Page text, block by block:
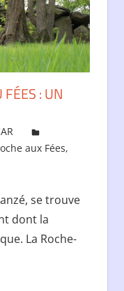
: UN
aux Fées,
se trouve
dont la
La Roche-